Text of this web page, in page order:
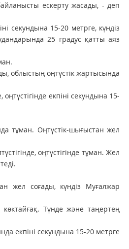
ескерту жасады, - деп
секундына 15-20 метрге, күндіз
25 градус қатты аяз
облыстың оңтүстік жартысында
екпіні секундына 15-
тұман. Оңтүстік-шығыстан жел
оңтүстігінде тұман. Жел
жел соғады, күндіз Муғалжар
Түнде және таңертең
екпіні секундына 15-20 метрге